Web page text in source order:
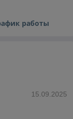
работы
15.09.2025